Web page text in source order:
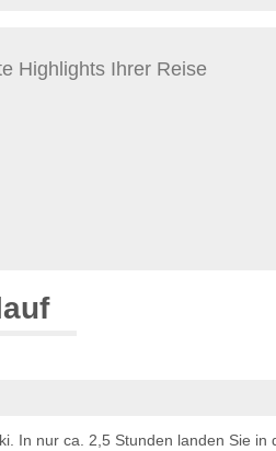
Highlights Ihrer Reise
In nur ca. 2,5 Stunden landen Sie